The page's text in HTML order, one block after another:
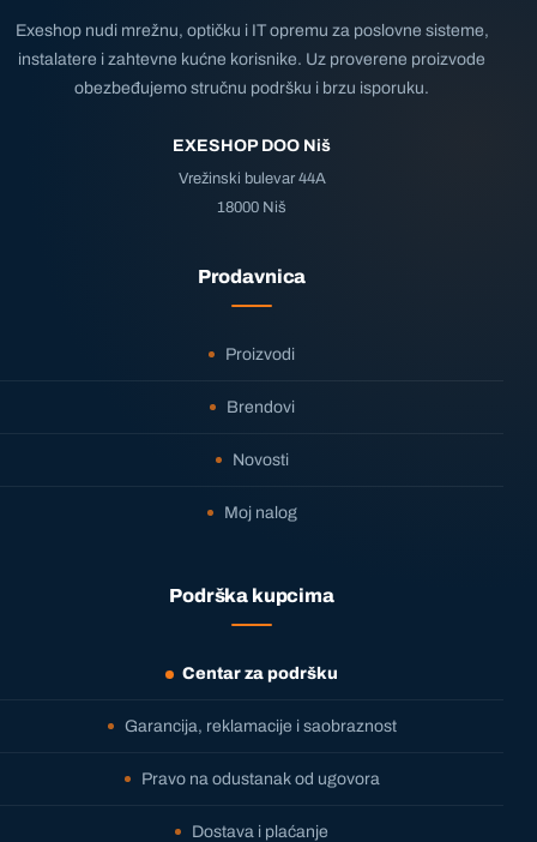
Exeshop nudi mrežnu, optičku i IT opremu za poslovne sisteme,
instalatere i zahtevne kućne korisnike. Uz proverene proizvode
obezbeđujemo stručnu podršku i brzu isporuku.
EXESHOP DOO Niš
Vrežinski bulevar 44A
18000 Niš
Prodavnica
Proizvodi
Brendovi
Novosti
Moj nalog
Podrška kupcima
Centar za podršku
Garancija, reklamacije i saobraznost
Pravo na odustanak od ugovora
Dostava i plaćanje